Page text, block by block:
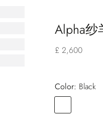
Alpha纱
£ 2,600
Color:
black